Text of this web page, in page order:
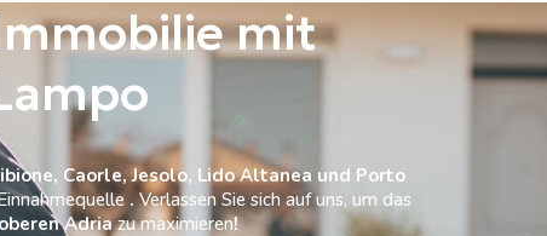
mit
Caorle, Jesolo, Lido Altanea und Porto
.Verlassen Sie sich auf uns, um das
Adriazu maximieren!